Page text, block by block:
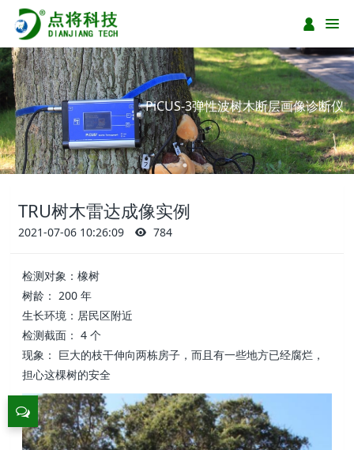
PiCUS-3弹性波树木断层画像诊断仪
TRU树木雷达成像实例
2021-07-06 10:26:09 784
检测对象：橡树
树龄： 200 年
生长环境：居民区附近
检测截面： 4 个
现象： 巨大的枝干伸向两栋房子，而且有一些地方已经腐烂，
担心这棵树的安全